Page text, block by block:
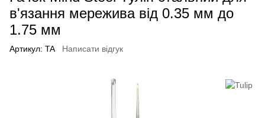
в'язання мережива від 0.35 мм до
1.75 мм
Артикул: TA Написати відгук